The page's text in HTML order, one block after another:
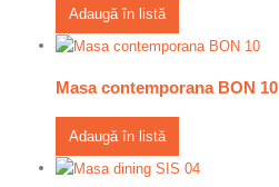
Adaugă în listă
Masa contemporana BON 10
Adaugă în listă